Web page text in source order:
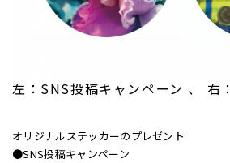
左：SNS投稿キャンペーン 、 右
オリジナルステッカーのプレゼント
●SNS投稿キャンペーン